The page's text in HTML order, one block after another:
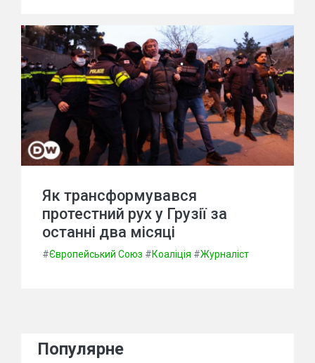
Як трансформувався
протестний рух у Грузії за
останні два місяці
#Європейський Союз #Коаліція #Журналіст
Популярне